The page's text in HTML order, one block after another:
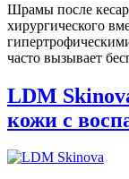
Шрамы после
хирургического
часто вызывает
LDM
кожи с